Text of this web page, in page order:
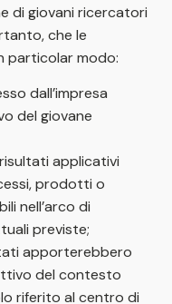
di giovani ricercatori
che le
particolar modo:
dall’impresa
del giovane
applicativi
prodotti o
nell’arco di
previste;
apporterebbero
del contesto
riferito al centro di